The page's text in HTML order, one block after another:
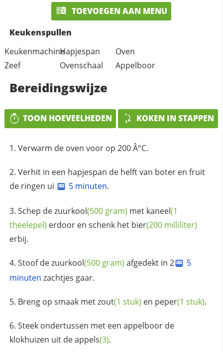
TOEVOEGEN AAN MENU
Keukenspullen
KeukenmachineHapjespan
Oven
Zeef
Ovenschaal Appelboor
Bereidingswijze
TOON HOEVEELHEDEN KOKEN IN STAPPEN
Verwarm de oven voor op 200 Â°C.
Verhit in een hapjespan de helft van boter en fruit
de ringen ui
5 minuten.
Schep dezuurkool(500 gram) met kaneel(1
theelepel) erdoor en schenk het bier(200 milliliter)
erbij.
Stoof dezuurkool(500 gram) afgedekt in 2
5
minuten zachtjes gaar.
Breng op smaak metzout(1 stuk) en peper(1 stuk).
Steek ondertussen met een appelboor de
klokhuizen uit deappels(3).